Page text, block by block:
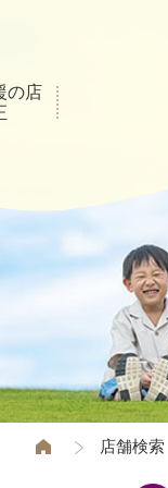
の店
店舗検索